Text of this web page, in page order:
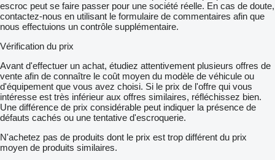
escroc peut se faire passer pour une société réelle. En cas de doute,
contactez-nous en utilisant le formulaire de commentaires afin que
nous effectuions un contrôle supplémentaire.
Vérification du prix
Avant d'effectuer un achat, étudiez attentivement plusieurs offres de
vente afin de connaître le coût moyen du modèle de véhicule ou
d'équipement que vous avez choisi. Si le prix de l'offre qui vous
intéresse est très inférieur aux offres similaires, réfléchissez bien.
Une différence de prix considérable peut indiquer la présence de
défauts cachés ou une tentative d'escroquerie.
N'achetez pas de produits dont le prix est trop différent du prix
moyen de produits similaires.